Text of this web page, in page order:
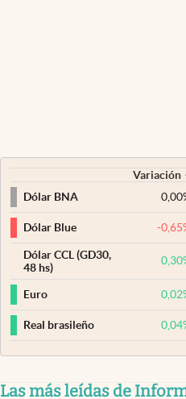
Variación
Dólar BNA
0,00
Dólar Blue -0,65
Dólar CCL (GD30,
48 hs)
0,30
Euro 0,02
Real brasileño 0,04
Las más leídas de